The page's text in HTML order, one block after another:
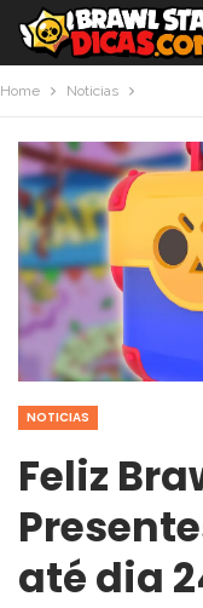
Home Noticias
NOTICIAS
Feliz
até dia